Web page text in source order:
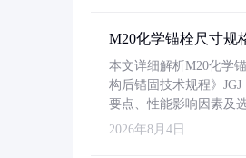
M20化学锚栓尺寸规
本文详细解析M20化学
构后锚固技术规程》
要点、性能影响因素及
2026年8月4日